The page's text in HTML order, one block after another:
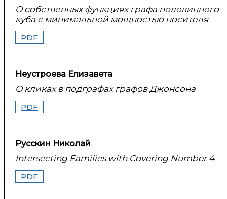
О собственных функциях графа половинного
куба с минимальной мощностью носителя
PDF
Неустроева Елизавета
О кликах в подграфах графов Джонсона
PDF
Русскин Николай
Intersecting Families with Covering Number 4
PDF